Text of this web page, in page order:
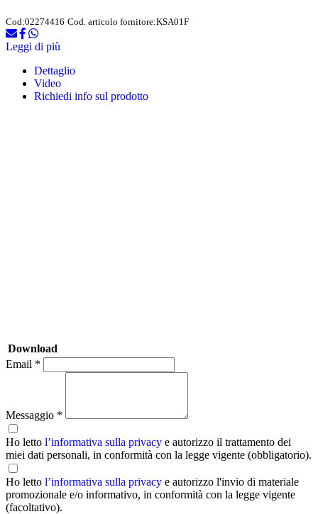
Cod:02274416 Cod. articolo fornitore:KSA01F
Leggi di più
Dettaglio
Video
Richiedi info sul prodotto
Download
Email *
Messaggio *
Ho letto l’informativa sulla privacy e autorizzo il trattamento dei
miei dati personali, in conformità con la legge vigente (obbligatorio).
Ho letto l’informativa sulla privacy e autorizzo l'invio di materiale
promozionale e/o informativo, in conformità con la legge vigente
(facoltativo).